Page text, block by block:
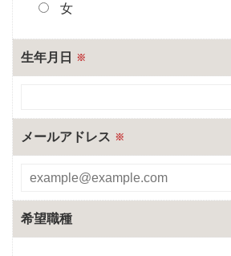
女
生年月日 ※
メールアドレス ※
希望職種